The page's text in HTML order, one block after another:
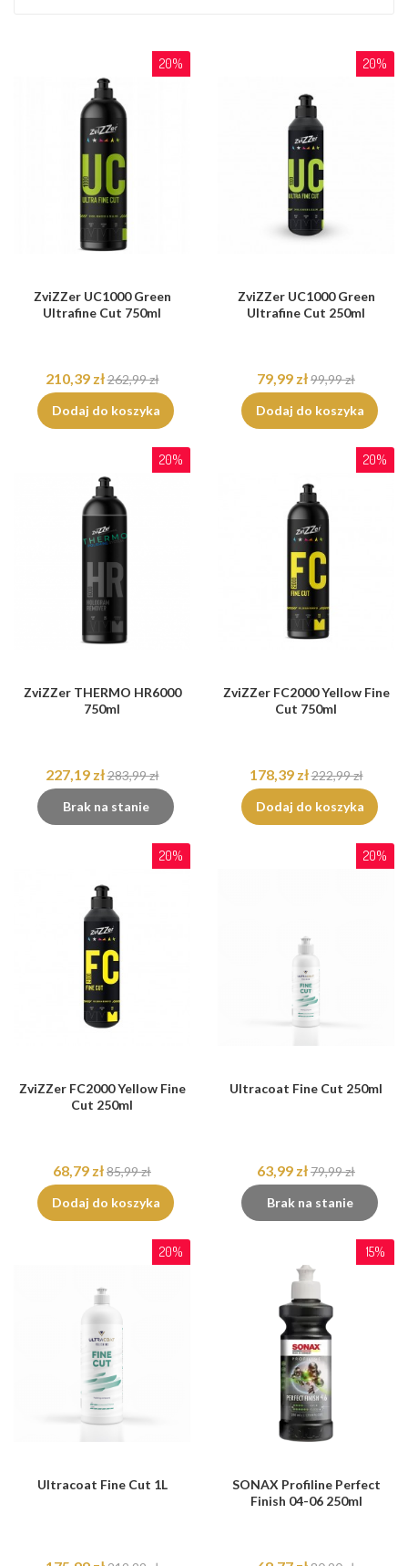
20%
ZviZZer UC1000 Green
Ultrafine Cut 750ml
210,39 zł262,99 zł
Dodaj do koszyka
20%
ZviZZer UC1000 Green
Ultrafine Cut 250ml
79,99 zł99,99 zł
Dodaj do koszyka
20%
ZviZZer THERMO HR6000
750ml
227,19 zł283,99 zł
Brak na stanie
20%
ZviZZer FC2000 Yellow Fine
Cut 750ml
178,39 zł222,99 zł
Dodaj do koszyka
20%
ZviZZer FC2000 Yellow Fine
Cut 250ml
68,79 zł85,99 zł
Dodaj do koszyka
20%
Ultracoat Fine Cut 250ml
63,99 zł79,99 zł
Brak na stanie
20%
Ultracoat Fine Cut 1L
15%
SONAX Profiline Perfect
Finish 04-06 250ml